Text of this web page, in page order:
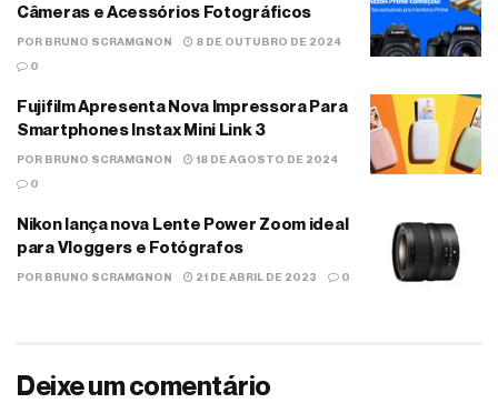
Câmeras e Acessórios Fotográficos
POR BRUNO SCRAMGNON
8 DE OUTUBRO DE 2024
0
Fujifilm Apresenta Nova Impressora Para
Smartphones Instax Mini Link 3
POR BRUNO SCRAMGNON
18 DE AGOSTO DE 2024
0
Nikon lança nova Lente Power Zoom ideal
para Vloggers e Fotógrafos
POR BRUNO SCRAMGNON 21 DE ABRIL DE 2023 0
Deixe um comentário